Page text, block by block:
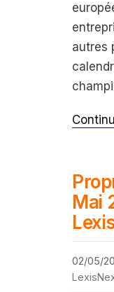
autres
Mai
02/05/